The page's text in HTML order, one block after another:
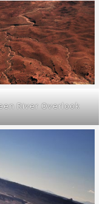
River Overlook